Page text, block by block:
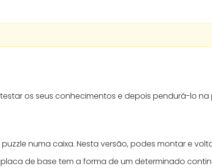
os seus conhecimentos e depois pendurá-lo
numa caixa. Nesta versão, podes montar e
de base tem a forma de um determinado